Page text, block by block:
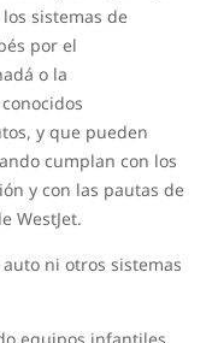
sistemas de
por el
o la
y que pueden
cumplan con los
y con las pautas de
WestJet.
ni otros sistemas